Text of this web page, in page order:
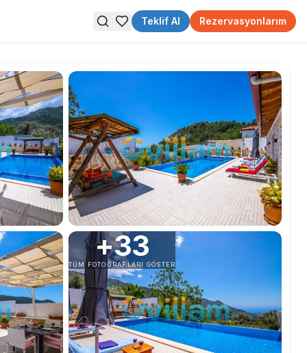
Teklif Al Rezervasyonlarım
+33
TÜM FOTOĞRAFLARI GÖSTER